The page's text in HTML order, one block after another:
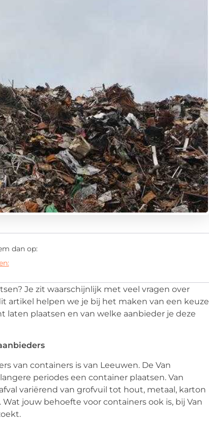
dan op:
Je zit waarschijnlijk met veel vragen over
artikel helpen we je bij het maken van een keuze
plaatsen en van welke aanbieder je deze
van containers is van Leeuwen. De Van
periodes een container plaatsen. Van
variërend van grofvuil tot hout, metaal, karton
jouw behoefte voor containers ook is, bij Van